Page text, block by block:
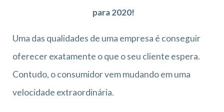
para 2020!
Uma das qualidades de uma empresa é conseguir
oferecer exatamente o que o seu cliente espera.
Contudo, o consumidor vem mudando em uma
velocidade extraordinária.